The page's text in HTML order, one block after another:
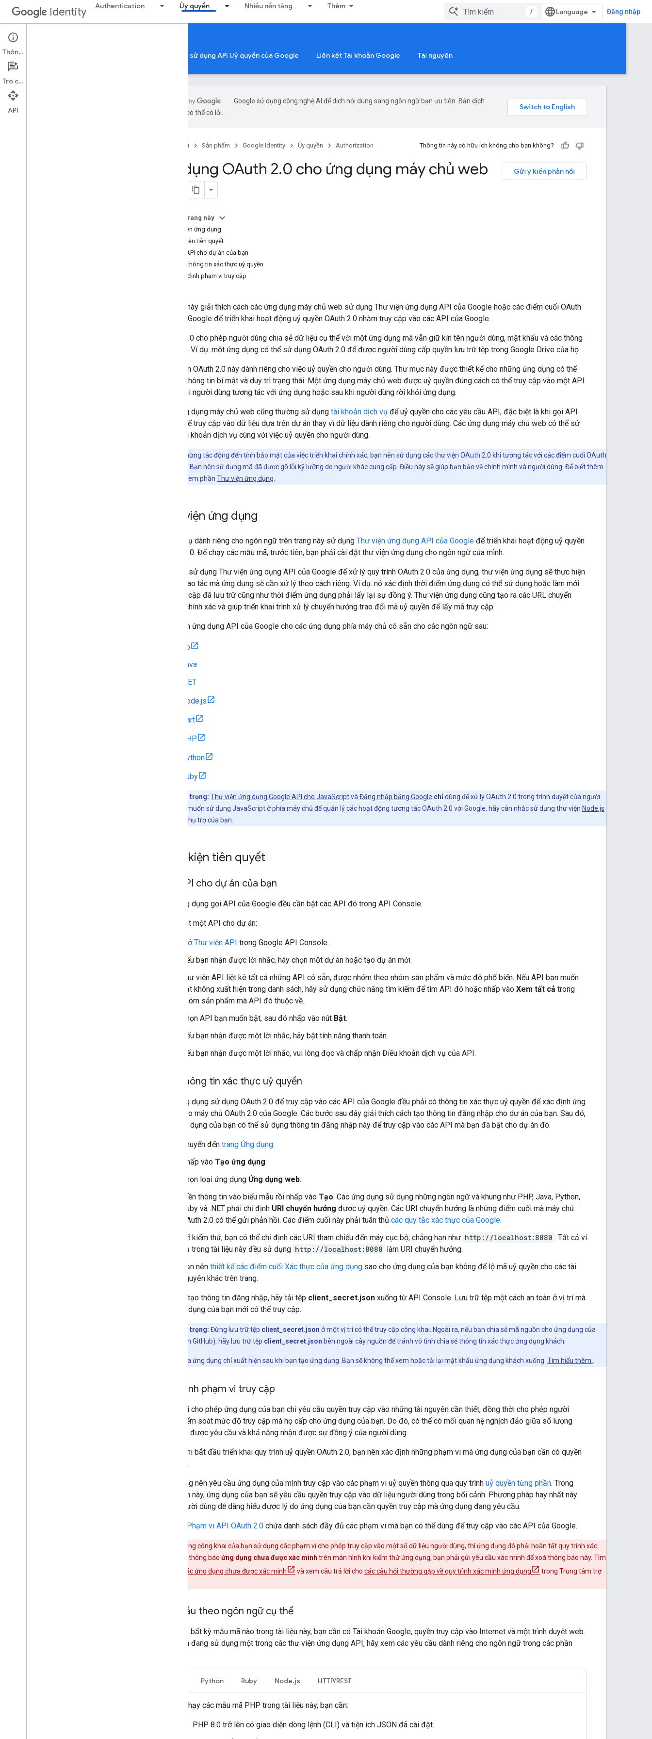
Identity Authentication Ủy quyền Nhiều nền tảng Thêm
/ Đăng nhập
Authorization
Uỷ quyền Tài khoản Google Xác minh ứng dụng để sử dụng API Uỷ quyền của Google Liên kết Tài khoản Google Tài nguyên
Google sử dụng công nghệ AI để dịch nội dung sang ngôn ngữ bạn ưu tiên. Bản dịch
bằng AI có thể có lỗi.
Trang chủ Sản phẩm Google Identity Ủy quyền Authorization Thông tin này có hữu ích không cho bạn không?
Gửi ý kiến phản hồi
Sử dụng OAuth 2.0 cho ứng dụng máy chủ web
Trên trang này
Thư viện ứng dụng
Điều kiện tiên quyết
Bật API cho dự án của bạn
Tạo thông tin xác thực uỷ quyền
Xác định phạm vi truy cập
Tài liệu này giải thích cách các ứng dụng máy chủ web sử dụng Thư viện ứng dụng API của Google hoặc các điểm cuối OAuth
2.0 của Google để triển khai hoạt động uỷ quyền OAuth 2.0 nhằm truy cập vào các API của Google.
OAuth 2.0 cho phép người dùng chia sẻ dữ liệu cụ thể với một ứng dụng mà vẫn giữ kín tên người dùng, mật khẩu và các thông
tin khác. Ví dụ: một ứng dụng có thể sử dụng OAuth 2.0 để được người dùng cấp quyền lưu trữ tệp trong Google Drive của họ.
Quy trình OAuth 2.0 này dành riêng cho việc uỷ quyền cho người dùng. Thư mục này được thiết kế cho những ứng dụng có thể
lưu trữ thông tin bí mật và duy trì trạng thái. Một ứng dụng máy chủ web được uỷ quyền đúng cách có thể truy cập vào một API
trong khi người dùng tương tác với ứng dụng hoặc sau khi người dùng rời khỏi ứng dụng.
Các ứng dụng máy chủ web cũng thường sử dụng tài khoản dịch vụ để uỷ quyền cho các yêu cầu API, đặc biệt là khi gọi API
Cloud để truy cập vào dữ liệu dựa trên dự án thay vì dữ liệu dành riêng cho người dùng. Các ứng dụng máy chủ web có thể sử
dụng tài khoản dịch vụ cùng với việc uỷ quyền cho người dùng.
Vì những tác động đến tính bảo mật của việc triển khai chính xác, bạn nên sử dụng các thư viện OAuth 2.0 khi tương tác với các điểm cuối OAuth
2.0 của Google. Bạn nên sử dụng mã đã được gỡ lỗi kỹ lưỡng do người khác cung cấp. Điều này sẽ giúp bạn bảo vệ chính mình và người dùng. Để biết thêm
thông tin, hãy xem phần Thư viện ứng dụng
Thư viện ứng dụng
Các ví dụ dành riêng cho ngôn ngữ trên trang này sử dụng Thư viện ứng dụng API của Google để triển khai hoạt động uỷ quyền
OAuth 2.0. Để chạy các mẫu mã, trước tiên, bạn phải cài đặt thư viện ứng dụng cho ngôn ngữ của mình.
Khi bạn sử dụng Thư viện ứng dụng API của Google để xử lý quy trình OAuth 2.0 của ứng dụng, thư viện ứng dụng sẽ thực hiện
nhiều thao tác mà ứng dụng sẽ cần xử lý theo cách riêng. Ví dụ: nó xác định thời điểm ứng dụng có thể sử dụng hoặc làm mới
mã truy cập đã lưu trữ cũng như thời điểm ứng dụng phải lấy lại sự đồng ý. Thư viện ứng dụng cũng tạo ra các URL chuyển
hướng chính xác và giúp triển khai trình xử lý chuyển hướng trao đổi mã uỷ quyền để lấy mã truy cập.
Thư viện ứng dụng API của Google cho các ứng dụng phía máy chủ có sẵn cho các ngôn ngữ sau:
Go
Java
.NET
Node.js
Dart
PHP
Python
Ruby
Lưu ý quan trọng: Thư viện ứng dụng Google API cho JavaScriptvà Đăng nhập bằng Google chỉdùng để xử lý OAuth 2.0 trong trình duyệt của người
dùng. Nếu bạn muốn sử dụng JavaScript ở phía máy chủ để quản lý các hoạt động tương tác OAuth 2.0 với Google, hãy cân nhắc sử dụng thư viện Node.js
trên nền tảng phụ trợ của bạn.
Điều kiện tiên quyết
Bật API cho dự án của bạn
Mọi ứng dụng gọi API của Google đều cần bật các API đó trong API Console.
Cách bật một API cho dự án:
Mở Thư viện API trong Google API Console.
Nếu bạn nhận được lời nhắc, hãy chọn một dự án hoặc tạo dự án mới.
Thư viện API liệt kê tất cả những API có sẵn, được nhóm theo nhóm sản phẩm và mức độ phổ biến. Nếu API bạn muốn
bật không xuất hiện trong danh sách, hãy sử dụng chức năng tìm kiếm để tìm API đó hoặc nhấp vào Xem tất cả trong
nhóm sản phẩm mà API đó thuộc về.
Chọn API bạn muốn bật, sau đó nhấp vào nút Bật.
Nếu bạn nhận được một lời nhắc, hãy bật tính năng thanh toán.
Nếu bạn nhận được một lời nhắc, vui lòng đọc và chấp nhận Điều khoản dịch vụ của API.
Tạo thông tin xác thực uỷ quyền
Mọi ứng dụng sử dụng OAuth 2.0 để truy cập vào các API của Google đều phải có thông tin xác thực uỷ quyền để xác định ứng
dụng cho máy chủ OAuth 2.0 của Google. Các bước sau đây giải thích cách tạo thông tin đăng nhập cho dự án của bạn. Sau đó,
các ứng dụng của bạn có thể sử dụng thông tin đăng nhập này để truy cập vào các API mà bạn đã bật cho dự án đó.
Chuyển đến trang Ứng dụng.
Nhấp vào Tạo ứng dụng.
Chọn loại ứng dụng Ứng dụng web.
Điền thông tin vào biểu mẫu rồi nhấp vào Tạo. Các ứng dụng sử dụng những ngôn ngữ và khung như PHP, Java, Python,
Ruby và .NET phải chỉ định URI chuyển hướng được uỷ quyền. Các URI chuyển hướng là những điểm cuối mà máy chủ
OAuth 2.0 có thể gửi phản hồi. Các điểm cuối này phải tuân thủ các quy tắc xác thực của Google.
Để kiểm thử, bạn có thể chỉ định các URI tham chiếu đến máy cục bộ, chẳng hạn như http://localhost:8080 . Tất cả ví
dụ trong tài liệu này đều sử dụng http://localhost:8080 làm URI chuyển hướng.
Bạn nên thiết kế các điểm cuối Xác thực của ứng dụng sao cho ứng dụng của bạn không để lộ mã uỷ quyền cho các tài
nguyên khác trên trang.
Sau khi tạo thông tin đăng nhập, hãy tải tệp client_secret.json xuống từ API Console. Lưu trữ tệp một cách an toàn ở vị trí mà
chỉ ứng dụng của bạn mới có thể truy cập.
Lưu ý quan trọng: Đừng lưu trữ tệp client_secret.json ở một vị trí có thể truy cập công khai. Ngoài ra, nếu bạn chia sẻ mã nguồn cho ứng dụng của
mình (ví dụ: trên GitHub), hãy lưu trữ tệp client_secret.json bên ngoài cây nguồn để tránh vô tình chia sẻ thông tin xác thực ứng dụng khách.
Khoá bí mật của ứng dụng chỉ xuất hiện sau khi bạn tạo ứng dụng. Bạn sẽ không thể xem hoặc tải lại mật khẩu ứng dụng khách xuống. Tìm hiểu thêm
Xác định phạm vi truy cập
Phạm vi cho phép ứng dụng của bạn chỉ yêu cầu quyền truy cập vào những tài nguyên cần thiết, đồng thời cho phép người
dùng kiểm soát mức độ truy cập mà họ cấp cho ứng dụng của bạn. Do đó, có thể có mối quan hệ nghịch đảo giữa số lượng
phạm vi được yêu cầu và khả năng nhận được sự đồng ý của người dùng.
Trước khi bắt đầu triển khai quy trình uỷ quyền OAuth 2.0, bạn nên xác định những phạm vi mà ứng dụng của bạn cần có quyền
truy cập.
Bạn cũng nên yêu cầu ứng dụng của mình truy cập vào các phạm vi uỷ quyền thông qua quy trình uỷ quyền từng phần. Trong
quy trình này, ứng dụng của bạn sẽ yêu cầu quyền truy cập vào dữ liệu người dùng trong bối cảnh. Phương pháp hay nhất này
giúp người dùng dễ dàng hiểu được lý do ứng dụng của bạn cần quyền truy cập mà ứng dụng đang yêu cầu.
Phạm vi API OAuth 2.0 chứa danh sách đầy đủ các phạm vi mà bạn có thể dùng để truy cập vào các API của Google.
Nếu ứng dụng công khai của bạn sử dụng các phạm vi cho phép truy cập vào một số dữ liệu người dùng, thì ứng dụng đó phải hoàn tất quy trình xác
minh. Nếu thấy thông báo ứng dụng chưa được xác minh trên màn hình khi kiểm thử ứng dụng, bạn phải gửi yêu cầu xác minh để xoá thông báo này. Tìm
các ứng dụng chưa được xác minh và xem câu trả lời cho các câu hỏi thường gặp về quy trình xác minh ứng dụng
trong Trung tâm trợ
Yêu cầu theo ngôn ngữ cụ thể
Để chạy bất kỳ mẫu mã nào trong tài liệu này, bạn cần có Tài khoản Google, quyền truy cập vào Internet và một trình duyệt web.
Nếu bạn đang sử dụng một trong các thư viện ứng dụng API, hãy xem các yêu cầu dành riêng cho ngôn ngữ trong các phần
Python Ruby Node.js HTTP/REST
Để chạy các mẫu mã PHP trong tài liệu này, bạn cần:
PHP 8.0 trở lên có giao diện dòng lệnh (CLI) và tiện ích JSON đã cài đặt.
Thông tin
Trò chuyện
API